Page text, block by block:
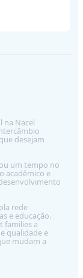
na Nacel
desejam
um tempo no
acadêmico e
rede
e educação.
families a
qualidade e
mudam a